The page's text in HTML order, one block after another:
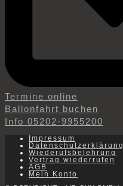
Termine online
Ballonfahrt buchen
Info 05202-9955200
Impressum
Datenschutzerklärung
Wiederufsbelehrung
Vertrag wiederrufen
AGB
Mein Konto